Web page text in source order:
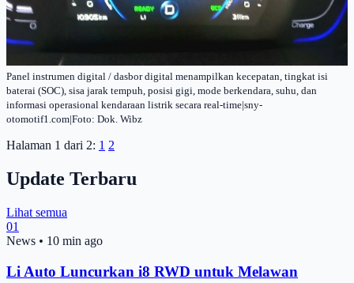
Panel instrumen digital / dasbor digital menampilkan kecepatan, tingkat isi
baterai (SOC), sisa jarak tempuh, posisi gigi, mode berkendara, suhu, dan
informasi operasional kendaraan listrik secara real-time|sny-
otomotif1.com|Foto: Dok. Wibz
Halaman 1 dari 2: 1 2
Update Terbaru
Lihat semua
01
News • 10 min ago
Li Auto Luncurkan i8 RWD untuk Melawan